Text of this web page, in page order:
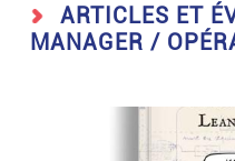
ARTICLES ET
MANAGER /